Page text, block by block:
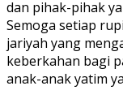
dan pihak-pihak
Semoga setiap
jariyah yang
keberkahan bagi
anak-anak yatim